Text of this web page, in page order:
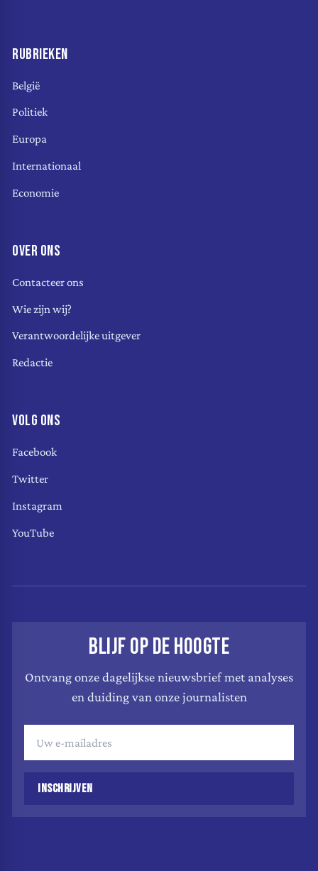
RUBRIEKEN
België
Politiek
Europa
Internationaal
Economie
OVER ONS
Contacteer ons
Wie zijn wij?
Verantwoordelijke uitgever
Redactie
VOLG ONS
Facebook
Twitter
Instagram
YouTube
BLIJF OP DE HOOGTE
Ontvang onze dagelijkse nieuwsbrief met analyses
en duiding van onze journalisten
INSCHRIJVEN